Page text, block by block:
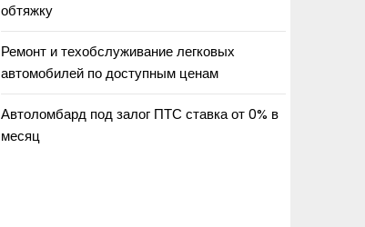
обтяжку
Ремонт и техобслуживание легковых
автомобилей по доступным ценам
Автоломбард под залог ПТС ставка от 0% в
месяц